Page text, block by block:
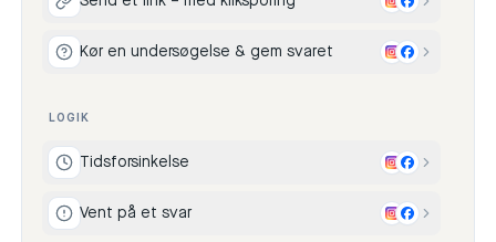
Kør en undersøgelse & gem svaret
LOGIK
Tidsforsinkelse
Vent på et svar